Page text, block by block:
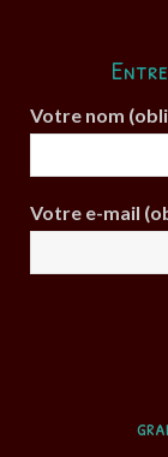
Votre nom
Votre e-mail